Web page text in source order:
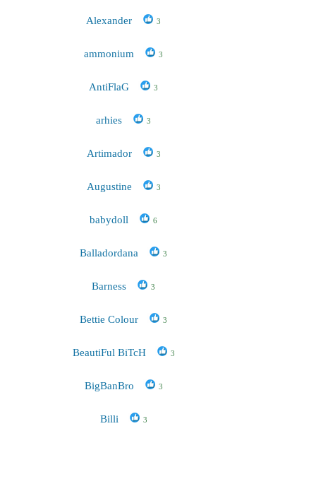
Alexander 3
ammonium 3
AntiFlaG 3
arhies 3
Artimador 3
Augustine 3
babydoll 6
Balladordana 3
Barness 3
Bettie Colour 3
BeаutiFul BiTcH 3
BigBanBro 3
Billi 3